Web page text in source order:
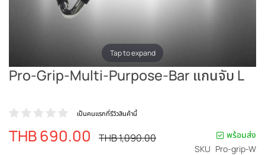
Tap to expand
Pro-Grip-Multi-Purpose-Bar แกนจับ L
เป็นคนแรกที่รีวิวสินค้านี้
ราคา
THB 690.00
ราคา
THB 1,090.00
พร้อมส่ง
SKU Pro-grip-W